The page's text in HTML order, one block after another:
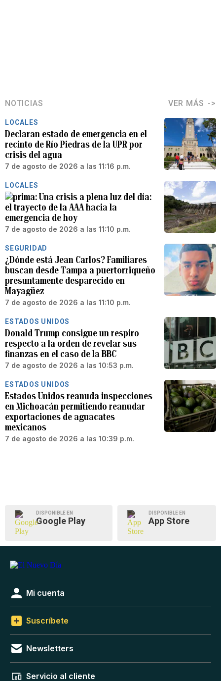
NOTICIAS VER MÁS
LOCALES
Declaran estado de emergencia en el
recinto de Río Piedras de la UPR por
crisis del agua
7 de agosto de 2026 a las 11:16 p.m.
LOCALES
Una crisis a plena luz del día:
el trayecto de la AAA hacia la
emergencia de hoy
7 de agosto de 2026 a las 11:10 p.m.
SEGURIDAD
¿Dónde está Jean Carlos? Familiares
buscan desde Tampa a puertorriqueño
presuntamente desparecido en
Mayagüez
7 de agosto de 2026 a las 11:10 p.m.
ESTADOS UNIDOS
Donald Trump consigue un respiro
respecto a la orden de revelar sus
finanzas en el caso de la BBC
7 de agosto de 2026 a las 10:53 p.m.
ESTADOS UNIDOS
Estados Unidos reanuda inspecciones
en Michoacán permitiendo reanudar
exportaciones de aguacates
mexicanos
7 de agosto de 2026 a las 10:39 p.m.
DISPONIBLE EN
Google Play
DISPONIBLE EN
App Store
Mi cuenta
Suscríbete
Newsletters
Servicio al cliente